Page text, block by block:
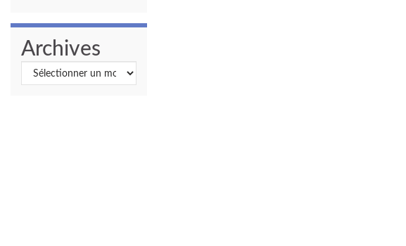
Archives
Archives